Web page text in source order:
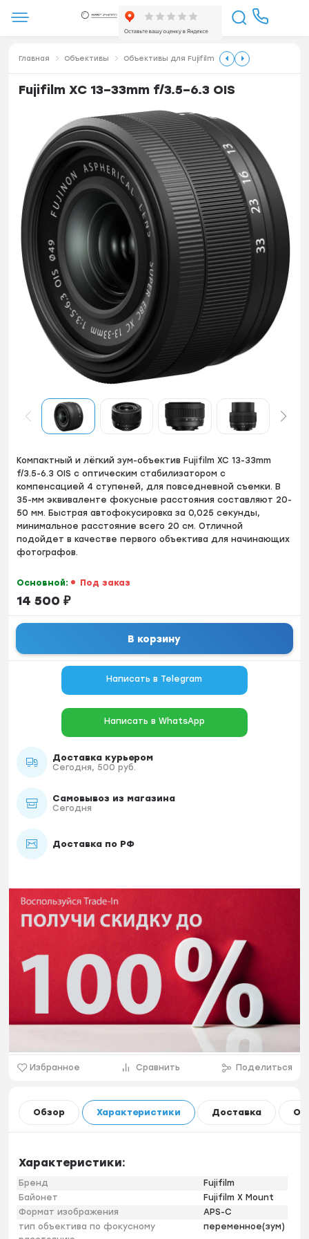
Главная Объективы Объективы для Fujifilm
Fujifilm XC 13–33mm f/3.5–6.3 OIS
Компактный и лёгкий зум-объектив Fujifilm XC 13-33mm
f/3.5-6.3 OIS с оптическим стабилизатором с
компенсацией 4 ступеней, для повседневной съемки. В
35-мм эквиваленте фокусные расстояния составляют 20-
50 мм. Быстрая автофокусировка за 0,025 секунды,
минимальное расстояние всего 20 см. Отличной
подойдет в качестве первого объектива для начинающих
фотографов.
Основной: Под заказ
14 500 ₽
В корзину
Написать в Telegram
Написать в WhatsApp
Доставка курьером
Сегодня, 500 руб.
Самовывоз из магазина
Сегодня
Доставка по РФ
Избранное Сравнить Поделиться
Обзор Характеристики Доставка
Характеристики:
Бренд
Fujifilm
Байонет
Fujifilm X Mount
Формат изображения
APS-C
тип объектива по фокусному
переменное(зум)